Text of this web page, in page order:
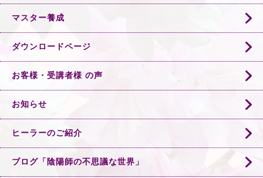
マスター養成
ダウンロードページ
お客様・受講者様 の声
お知らせ
ヒーラーのご紹介
ブログ「陰陽師の不思議な世界」